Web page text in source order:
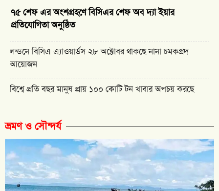
৭৫ শেফ এর অংশগ্রহণে বিসিএর শেফ অব দ্যা ইয়ার
প্রতিযোগিতা অনুষ্ঠিত
লন্ডনে বিসিএ এ্যাওয়ার্ডস ২৮ অক্টোবর থাকছে নানা চমকপ্রদ
আয়োজন
বিশ্বে প্রতি বছর মানুষ প্রায় ১০০ কোটি টন খাবার অপচয় করছে
ভ্রমণ ও সৌন্দর্য